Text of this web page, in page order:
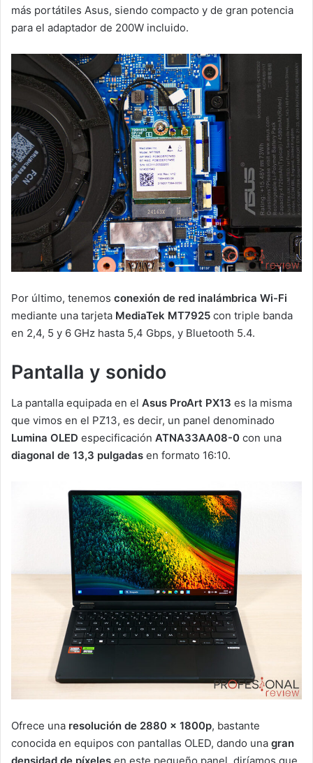
más portátiles Asus, siendo compacto y de gran potencia
para el adaptador de 200W incluido.
Por último, tenemos conexión de red inalámbrica Wi-Fi
mediante una tarjeta MediaTek MT7925 con triple banda
en 2,4, 5 y 6 GHz hasta 5,4 Gbps, y Bluetooth 5.4.
Pantalla y sonido
La pantalla equipada en el Asus ProArt PX13 es la misma
que vimos en el PZ13, es decir, un panel denominado
Lumina OLED especificación ATNA33AA08-0 con una
diagonal de 13,3 pulgadas en formato 16:10.
Ofrece una resolución de 2880 x 1800p, bastante
conocida en equipos con pantallas OLED, dando una gran